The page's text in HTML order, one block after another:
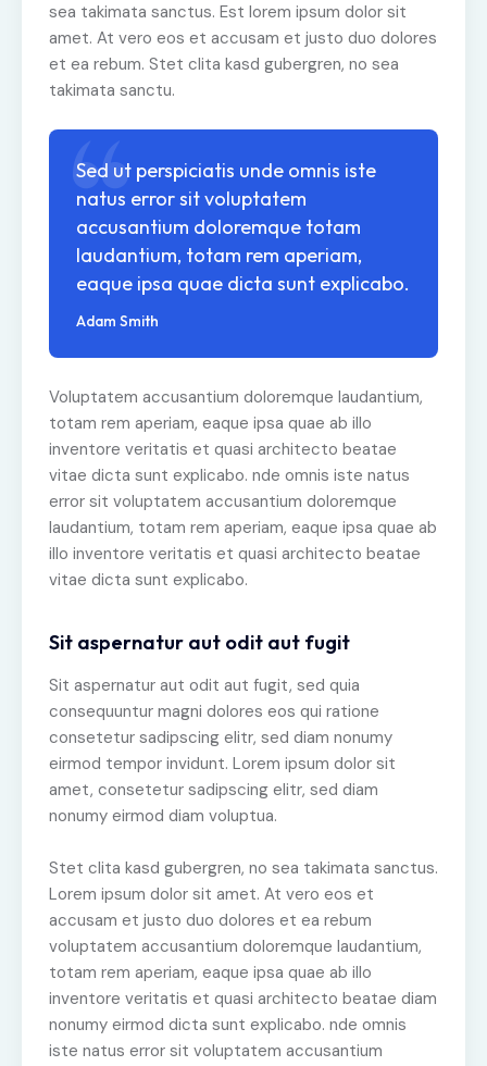
sea takimata sanctus. Est lorem ipsum dolor sit
amet. At vero eos et accusam et justo duo dolores
et ea rebum. Stet clita kasd gubergren, no sea
takimata sanctu.
Sed ut perspiciatis unde omnis iste
natus error sit voluptatem
accusantium doloremque totam
laudantium, totam rem aperiam,
eaque ipsa quae dicta sunt explicabo.
Adam Smith
Voluptatem accusantium doloremque laudantium,
totam rem aperiam, eaque ipsa quae ab illo
inventore veritatis et quasi architecto beatae
vitae dicta sunt explicabo. nde omnis iste natus
error sit voluptatem accusantium doloremque
laudantium, totam rem aperiam, eaque ipsa quae ab
illo inventore veritatis et quasi architecto beatae
vitae dicta sunt explicabo.
Sit aspernatur aut odit aut fugit
Sit aspernatur aut odit aut fugit, sed quia
consequuntur magni dolores eos qui ratione
consetetur sadipscing elitr, sed diam nonumy
eirmod tempor invidunt. Lorem ipsum dolor sit
amet, consetetur sadipscing elitr, sed diam
nonumy eirmod diam voluptua.
Stet clita kasd gubergren, no sea takimata sanctus.
Lorem ipsum dolor sit amet. At vero eos et
accusam et justo duo dolores et ea rebum
voluptatem accusantium doloremque laudantium,
totam rem aperiam, eaque ipsa quae ab illo
inventore veritatis et quasi architecto beatae diam
nonumy eirmod dicta sunt explicabo. nde omnis
iste natus error sit voluptatem accusantium